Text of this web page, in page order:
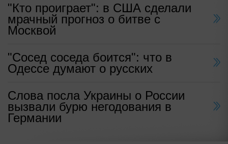
"Кто проиграет": в США сделали
мрачный прогноз о битве с
Москвой
"Сосед соседа боится": что в
Одессе думают о русских
Слова посла Украины о России
вызвали бурю негодования в
Германии